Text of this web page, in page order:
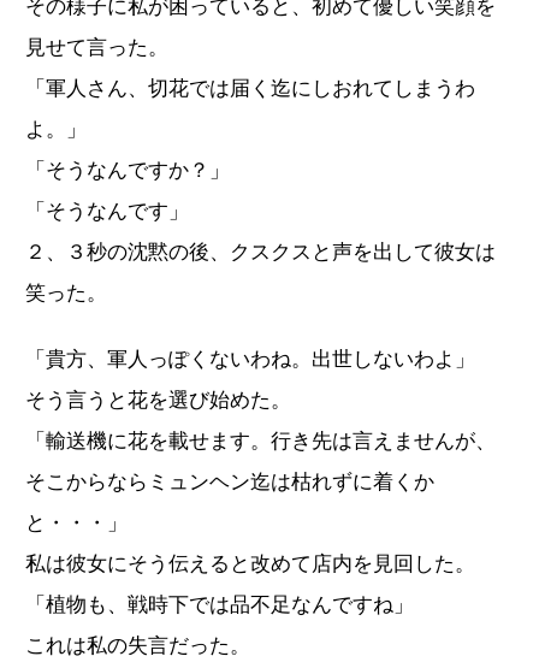
その様子に私が困っていると、初めて優しい笑顔を
見せて言った。
「軍人さん、切花では届く迄にしおれてしまうわ
よ。」
「そうなんですか？」
「そうなんです」
２、３秒の沈黙の後、クスクスと声を出して彼女は
笑った。
「貴方、軍人っぽくないわね。出世しないわよ」
そう言うと花を選び始めた。
「輸送機に花を載せます。行き先は言えませんが、
そこからならミュンヘン迄は枯れずに着くか
と・・・」
私は彼女にそう伝えると改めて店内を見回した。
「植物も、戦時下では品不足なんですね」
これは私の失言だった。